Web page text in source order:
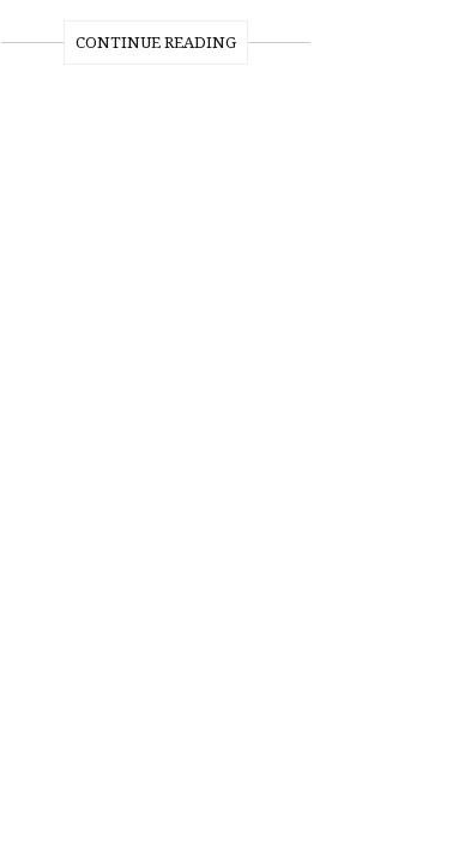
CONTINUE READING